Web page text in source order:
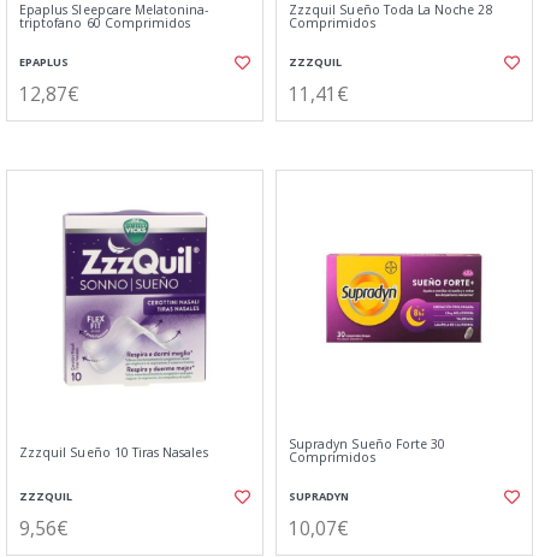
Epaplus Sleepcare Melatonina-
triptofano 60 Comprimidos
EPAPLUS
12,87€
Zzzquil Sueño Toda La Noche 28
Comprimidos
ZZZQUIL
11,41€
Zzzquil Sueño 10 Tiras Nasales
ZZZQUIL
9,56€
Supradyn Sueño Forte 30
Comprimidos
SUPRADYN
10,07€